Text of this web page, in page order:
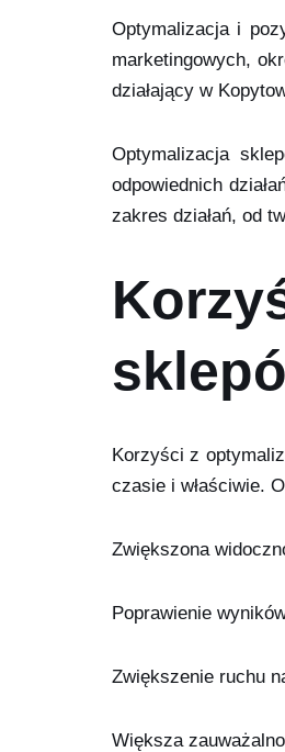
Optymalizacja i
marketingowych,
działający w
Optymalizacja
odpowiednich
zakres działań, od
Korzyści z
czasie i właściwie.
Zwiększona
Poprawienie
Zwiększenie ruchu
Większa